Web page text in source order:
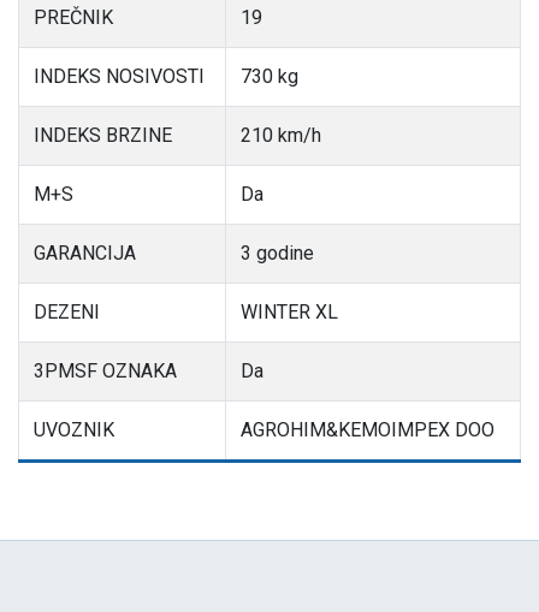
PREČNIK 19
INDEKS NOSIVOSTI 730 kg
INDEKS BRZINE 210 km/h
M+S Da
GARANCIJA 3 godine
DEZENI WINTER XL
3PMSF OZNAKA Da
UVOZNIK AGROHIM&KEMOIMPEX DOO